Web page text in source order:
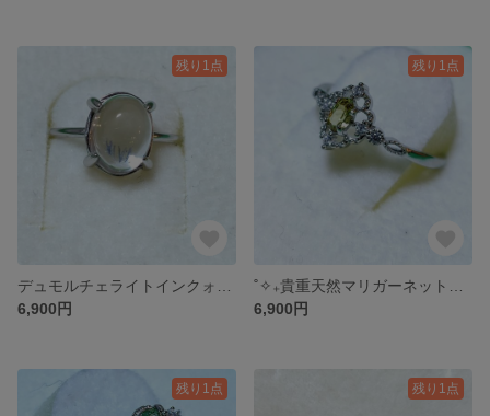
残り1点
6,900円
残り1点
6,900円
残り1点 残り1点